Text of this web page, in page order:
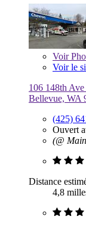
Voir
Voir le
106 148th
Bellevue, WA
(425)
Ouvert
(@
Distance
4,8